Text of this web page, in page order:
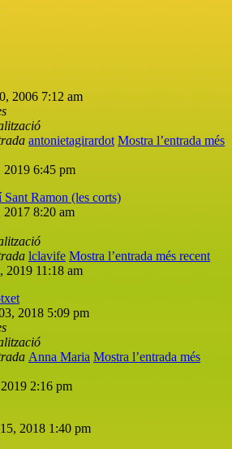
2006 7:12 am
antonietagirardot Mostra l’entrada més
2019 6:45 pm
Ramon (les corts)
2017 8:20 am
lclavife Mostra l’entrada més recent
2019 11:18 am
2018 5:09 pm
Anna Maria Mostra l’entrada més
2:16 pm
2018 1:40 pm